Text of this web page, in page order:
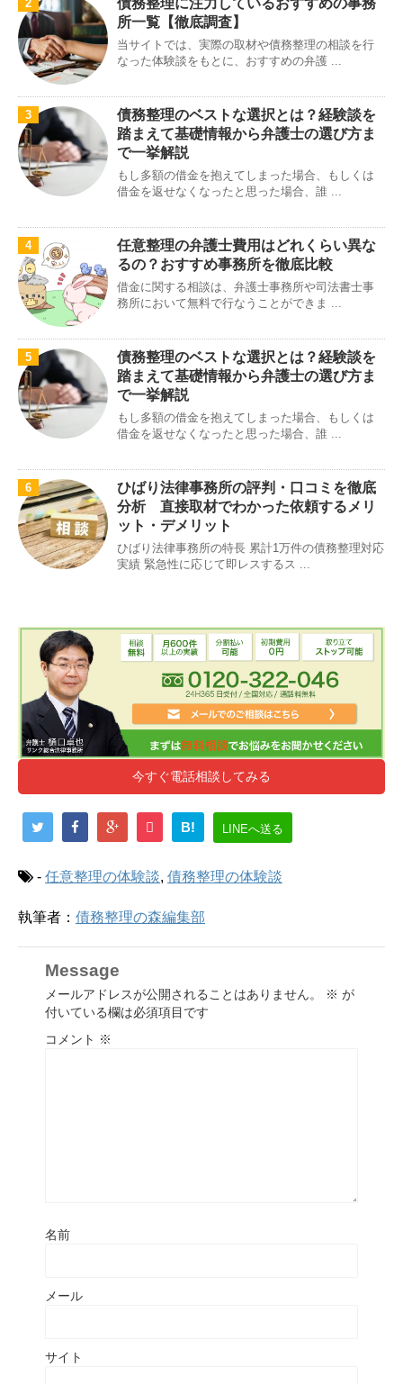
2
債務整理に注力しているおすすめの事務
所一覧【徹底調査】
当サイトでは、実際の取材や債務整理の相談を行
なった体験談をもとに、おすすめの弁護 ...
3
債務整理のベストな選択とは？経験談を
踏まえて基礎情報から弁護士の選び方ま
で一挙解説
もし多額の借金を抱えてしまった場合、もしくは
借金を返せなくなったと思った場合、誰 ...
4
任意整理の弁護士費用はどれくらい異な
るの？おすすめ事務所を徹底比較
借金に関する相談は、弁護士事務所や司法書士事
務所において無料で行なうことができま ...
5
債務整理のベストな選択とは？経験談を
踏まえて基礎情報から弁護士の選び方ま
で一挙解説
もし多額の借金を抱えてしまった場合、もしくは
借金を返せなくなったと思った場合、誰 ...
6
ひばり法律事務所の評判・口コミを徹底
分析 直接取材でわかった依頼するメリ
ット・デメリット
ひばり法律事務所の特長 累計1万件の債務整理対応
実績 緊急性に応じて即レスするス ...
今すぐ電話相談してみる
B! LINEへ送る
- 任意整理の体験談, 債務整理の体験談
執筆者： 債務整理の森編集部
Message
メールアドレスが公開されることはありません。 ※ が
付いている欄は必須項目です
コメント ※
名前
メール
サイト